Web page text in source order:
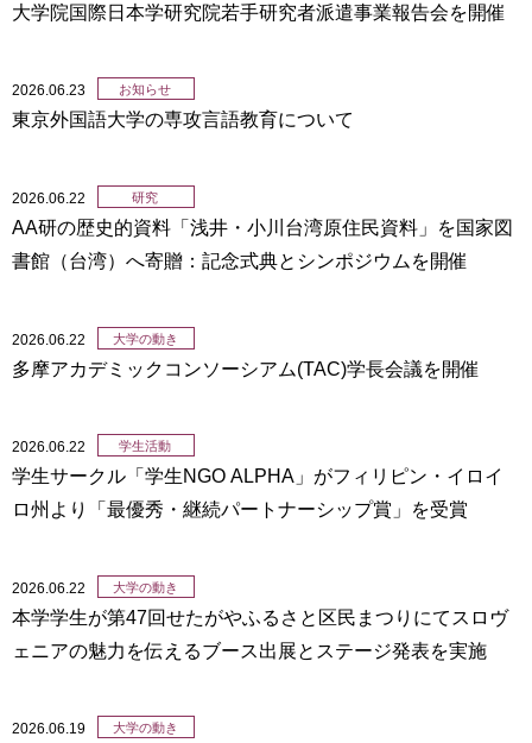
大学院国際日本学研究院若手研究者派遣事業報告会を開催
2026.06.23 お知らせ
東京外国語大学の専攻言語教育について
2026.06.22 研究
AA研の歴史的資料「浅井・小川台湾原住民資料」を国家図
書館（台湾）へ寄贈：記念式典とシンポジウムを開催
2026.06.22 大学の動き
多摩アカデミックコンソーシアム(TAC)学長会議を開催
2026.06.22 学生活動
学生サークル「学生NGO ALPHA」がフィリピン・イロイ
ロ州より「最優秀・継続パートナーシップ賞」を受賞
2026.06.22 大学の動き
本学学生が第47回せたがやふるさと区民まつりにてスロヴ
ェニアの魅力を伝えるブース出展とステージ発表を実施
2026.06.19 大学の動き